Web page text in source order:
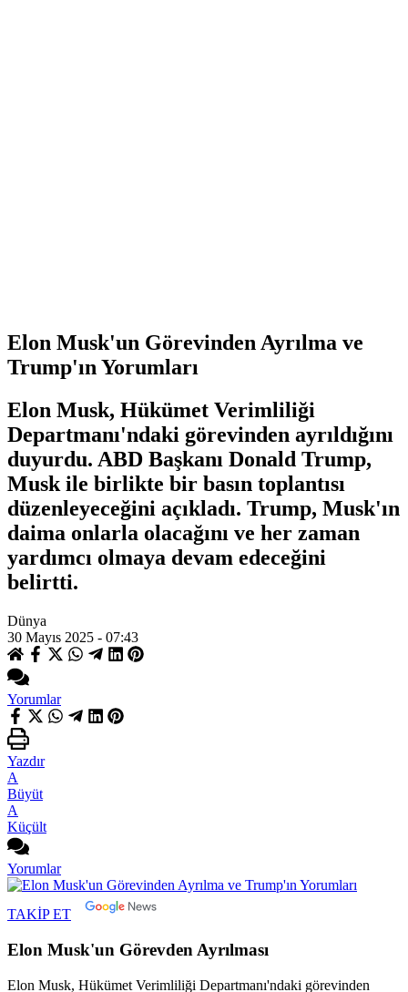
Elon Musk'un Görevinden Ayrılma ve
Trump'ın Yorumları
Elon Musk, Hükümet Verimliliği
Departmanı'ndaki görevinden ayrıldığını
duyurdu. ABD Başkanı Donald Trump,
Musk ile birlikte bir basın toplantısı
düzenleyeceğini açıkladı. Trump, Musk'ın
daima onlarla olacağını ve her zaman
yardımcı olmaya devam edeceğini
belirtti.
Dünya
30 Mayıs 2025 - 07:43
Yorumlar
Yazdır
A
Büyüt
A
Küçült
Yorumlar
TAKİP ET
Elon Musk'un Görevden Ayrılması
Elon Musk, Hükümet Verimliliği Departmanı'ndaki görevinden